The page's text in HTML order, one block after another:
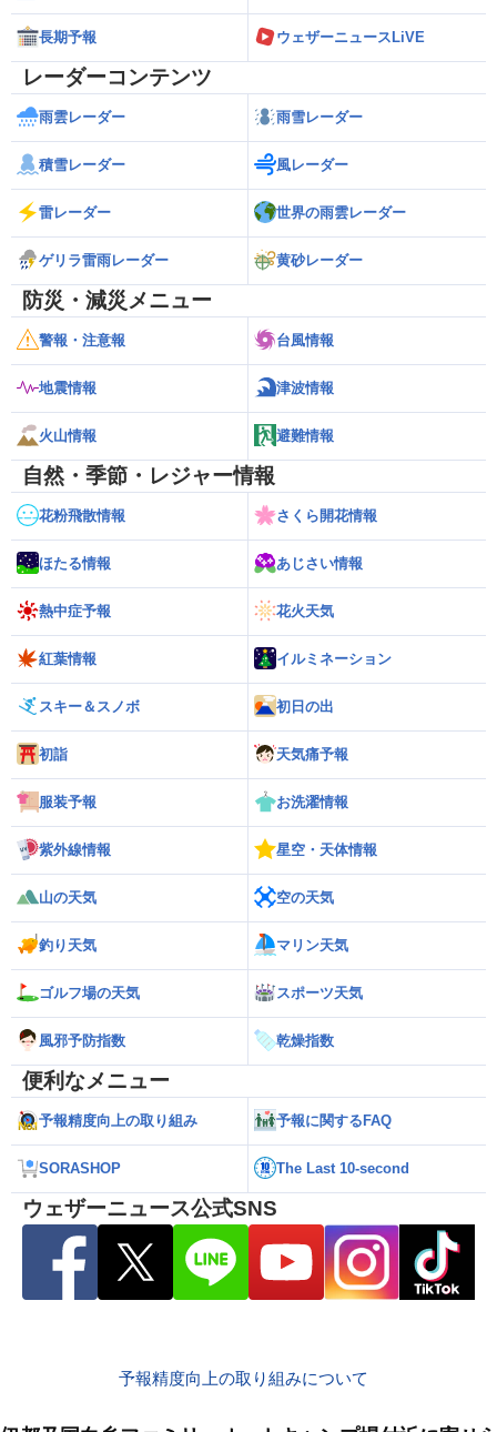
長期予報 ウェザーニュースLiVE
レーダーコンテンツ
雨雲レーダー 雨雪レーダー
積雪レーダー 風レーダー
雷レーダー 世界の雨雲レーダー
ゲリラ雷雨レーダー 黄砂レーダー
防災・減災メニュー
警報・注意報 台風情報
地震情報 津波情報
火山情報 避難情報
自然・季節・レジャー情報
花粉飛散情報 さくら開花情報
ほたる情報 あじさい情報
熱中症予報 花火天気
紅葉情報 イルミネーション
スキー＆スノボ 初日の出
初詣 天気痛予報
服装予報 お洗濯情報
紫外線情報 星空・天体情報
山の天気 空の天気
釣り天気 マリン天気
ゴルフ場の天気 スポーツ天気
風邪予防指数 乾燥指数
便利なメニュー
予報精度向上の取り組み 予報に関するFAQ
SORASHOP The Last 10-second
ウェザーニュース公式SNS
予報精度向上の取り組みについて